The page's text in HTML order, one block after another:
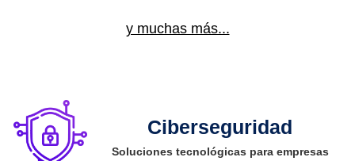
y muchas más...
Ciberseguridad
Soluciones tecnológicas para empresas